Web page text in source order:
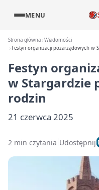
MENU
Strona główna Wiadomości
Festyn organizacji pozarządowych w
Festyn
w Stargardzie
rodzin
21 czerwca 2025
2 min czytania Udostępnij